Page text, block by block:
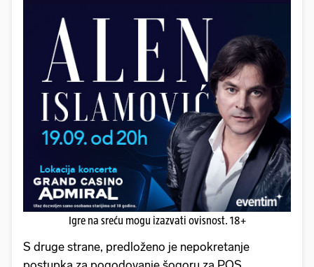
Igre na sreću mogu izazvati ovisnost. 18+
S druge strane, predloženo je nepokretanje